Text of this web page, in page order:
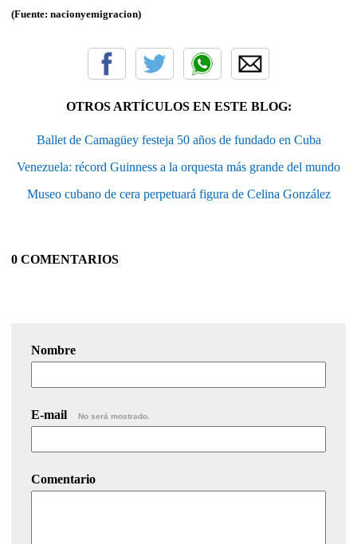
(Fuente: nacionyemigracion)
OTROS ARTÍCULOS EN ESTE BLOG:
Ballet de Camagüey festeja 50 años de fundado en Cuba
Venezuela: récord Guinness a la orquesta más grande del mundo
Museo cubano de cera perpetuará figura de Celina González
0 COMENTARIOS
Nombre
E-mail No será mostrado.
Comentario